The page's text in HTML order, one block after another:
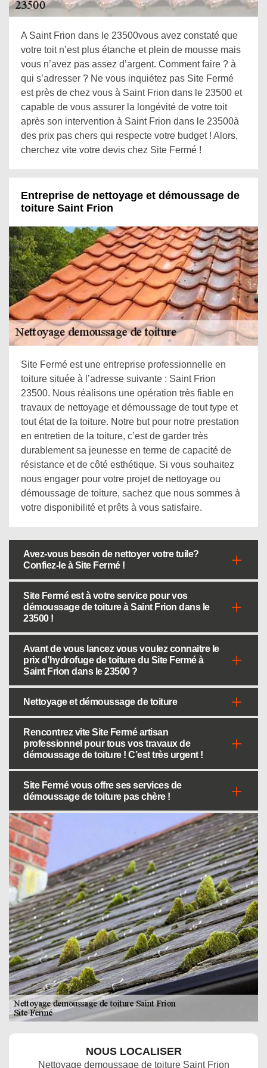
A Saint Frion dans le 23500vous avez constaté que
votre toit n’est plus étanche et plein de mousse mais
vous n’avez pas assez d’argent. Comment faire ? à
qui s’adresser ? Ne vous inquiétez pas Site Fermé
est près de chez vous à Saint Frion dans le 23500 et
capable de vous assurer la longévité de votre toit
après son intervention à Saint Frion dans le 23500à
des prix pas chers qui respecte votre budget ! Alors,
cherchez vite votre devis chez Site Fermé !
Entreprise de nettoyage et démoussage de
toiture Saint Frion
Site Fermé est une entreprise professionnelle en
toiture située à l’adresse suivante : Saint Frion
23500. Nous réalisons une opération très fiable en
travaux de nettoyage et démoussage de tout type et
tout état de la toiture. Notre but pour notre prestation
en entretien de la toiture, c’est de garder très
durablement sa jeunesse en terme de capacité de
résistance et de côté esthétique. Si vous souhaitez
nous engager pour votre projet de nettoyage ou
démoussage de toiture, sachez que nous sommes à
votre disponibilité et prêts à vous satisfaire.
Avez-vous besoin de nettoyer votre tuile?
Confiez-le à Site Fermé !
Site Fermé est à votre service pour vos
démoussage de toiture à Saint Frion dans le
23500 !
Avant de vous lancez vous voulez connaitre le
prix d’hydrofuge de toiture du Site Fermé à
Saint Frion dans le 23500 ?
Nettoyage et démoussage de toiture
Rencontrez vite Site Fermé artisan
professionnel pour tous vos travaux de
démoussage de toiture ! C’est très urgent !
Site Fermé vous offre ses services de
démoussage de toiture pas chère !
NOUS LOCALISER
Nettoyage demoussage de toiture Saint Frion